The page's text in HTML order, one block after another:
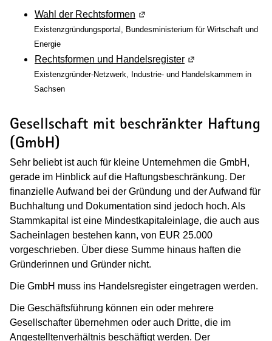
Wahl der Rechtsformen (Wird in einem neuen Fenster
Existenzgründungsportal, Bundesministerium für Wirtschaft und
Energie
Rechtsformen und Handelsregister (Wird in einem
Existenzgründer-Netzwerk, Industrie- und Handelskammern in
Sachsen
Gesellschaft mit beschränkter Haftung
(GmbH)
Sehr beliebt ist auch für kleine Unternehmen die GmbH,
gerade im Hinblick auf die Haftungsbeschränkung. Der
finanzielle Aufwand bei der Gründung und der Aufwand für
Buchhaltung und Dokumentation sind jedoch hoch. Als
Stammkapital ist eine Mindestkapitaleinlage, die auch aus
Sacheinlagen bestehen kann, von EUR 25.000
vorgeschrieben. Über diese Summe hinaus haften die
Gründerinnen und Gründer nicht.
Die GmbH muss ins Handelsregister eingetragen werden.
Die Geschäftsführung können ein oder mehrere
Gesellschafter übernehmen oder auch Dritte, die im
Angestelltenverhältnis beschäftigt werden. Der